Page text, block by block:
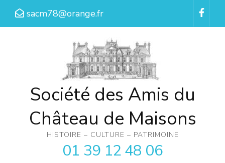
Aller
sacm78@orange.fr
Société des Amis du
Château de Maisons
HISTOIRE – CULTURE – PATRIMOINE
01 39 12 48 06